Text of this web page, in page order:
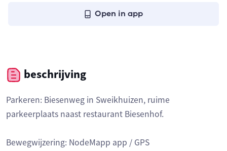
Open in app
beschrijving
Parkeren: Biesenweg in Sweikhuizen, ruime
parkeerplaats naast restaurant Biesenhof.
Bewegwijzering: NodeMapp app / GPS